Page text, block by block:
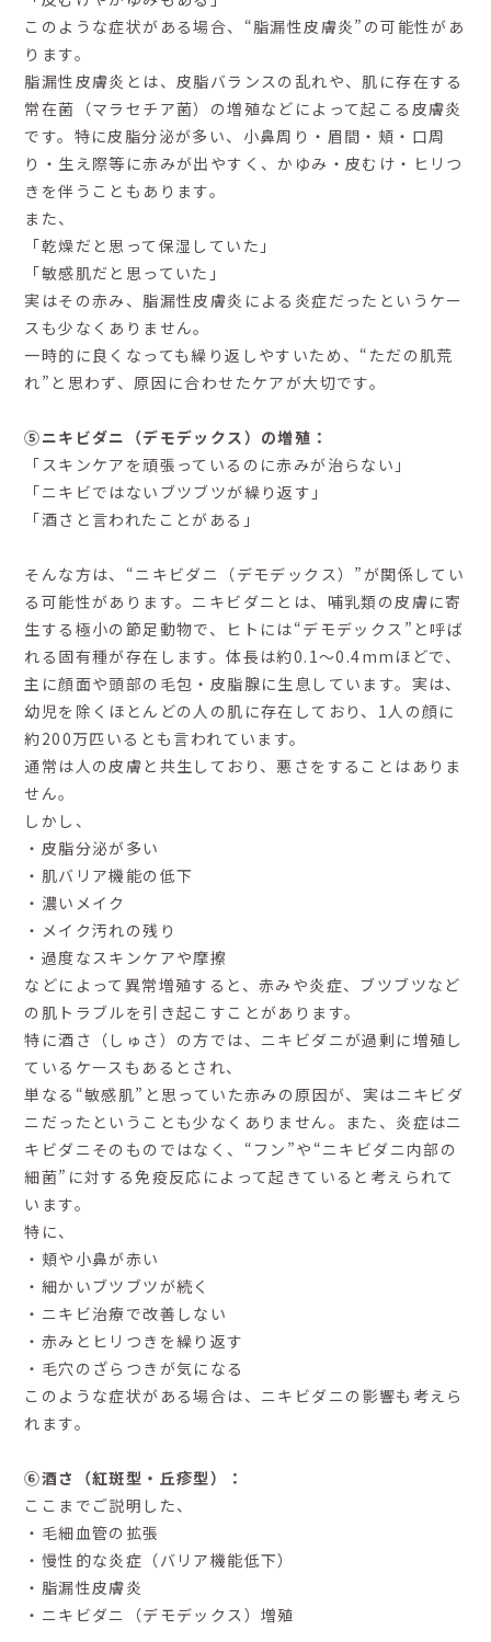
このような症状がある場合、“脂漏性皮膚炎”の可能性があ
ります。
脂漏性皮膚炎とは、皮脂バランスの乱れや、肌に存在する
常在菌（マラセチア菌）の増殖などによって起こる皮膚炎
です。特に皮脂分泌が多い、小鼻周り・眉間・頬・口周
り・生え際等に赤みが出やすく、かゆみ・皮むけ・ヒリつ
きを伴うこともあります。
また、
「乾燥だと思って保湿していた」
「敏感肌だと思っていた」
実はその赤み、脂漏性皮膚炎による炎症だったというケー
スも少なくありません。
一時的に良くなっても繰り返しやすいため、“ただの肌荒
れ”と思わず、原因に合わせたケアが大切です。
⑤ニキビダニ（デモデックス）の増殖：
「スキンケアを頑張っているのに赤みが治らない」
「ニキビではないブツブツが繰り返す」
「酒さと言われたことがある」
そんな方は、“ニキビダニ（デモデックス）”が関係してい
る可能性があります。ニキビダニとは、哺乳類の皮膚に寄
生する極小の節足動物で、ヒトには“デモデックス”と呼ば
れる固有種が存在します。体長は約0.1〜0.4mmほどで、
主に顔面や頭部の毛包・皮脂腺に生息しています。実は、
幼児を除くほとんどの人の肌に存在しており、1人の顔に
約200万匹いるとも言われています。
通常は人の皮膚と共生しており、悪さをすることはありま
せん。
しかし、
・皮脂分泌が多い
・肌バリア機能の低下
・濃いメイク
・メイク汚れの残り
・過度なスキンケアや摩擦
などによって異常増殖すると、赤みや炎症、ブツブツなど
の肌トラブルを引き起こすことがあります。
特に酒さ（しゅさ）の方では、ニキビダニが過剰に増殖し
ているケースもあるとされ、
単なる“敏感肌”と思っていた赤みの原因が、実はニキビダ
ニだったということも少なくありません。また、炎症はニ
キビダニそのものではなく、“フン”や“ニキビダニ内部の
細菌”に対する免疫反応によって起きていると考えられて
います。
特に、
・頬や小鼻が赤い
・細かいブツブツが続く
・ニキビ治療で改善しない
・赤みとヒリつきを繰り返す
・毛穴のざらつきが気になる
このような症状がある場合は、ニキビダニの影響も考えら
れます。
⑥酒さ（紅斑型・丘疹型）：
ここまでご説明した、
・毛細血管の拡張
・慢性的な炎症（バリア機能低下）
・脂漏性皮膚炎
・ニキビダニ（デモデックス）増殖